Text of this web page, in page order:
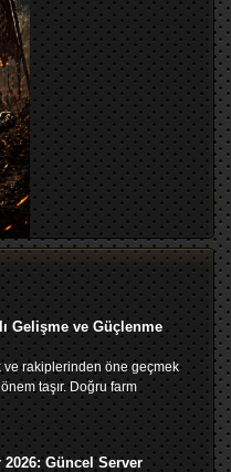
Gelişme ve Güçlenme
ve rakiplerinden öne geçmek
taşır. Doğru farm
Güncel Server